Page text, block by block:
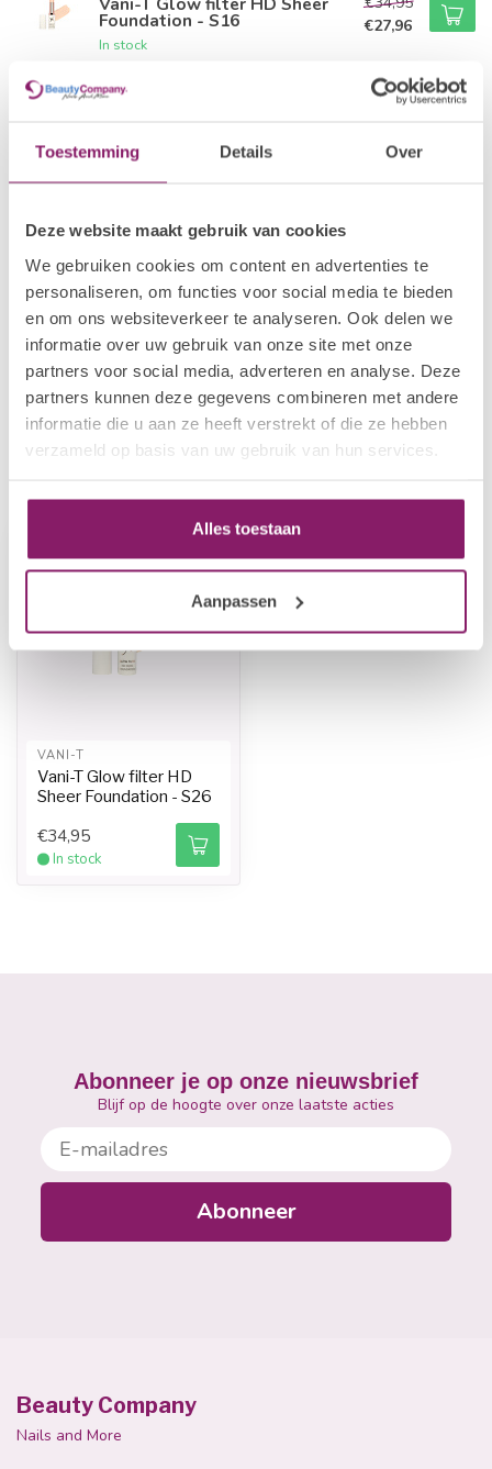
Toestemming Details Over
Deze website maakt gebruik van cookies
We gebruiken cookies om content en advertenties te
personaliseren, om functies voor social media te bieden
en om ons websiteverkeer te analyseren. Ook delen we
informatie over uw gebruik van onze site met onze
partners voor social media, adverteren en analyse. Deze
partners kunnen deze gegevens combineren met andere
informatie die u aan ze heeft verstrekt of die ze hebben
verzameld op basis van uw gebruik van hun services.
Alles toestaan
Aanpassen
Foundation - S16
In stock
€27,96
VANI-T
In stock
€27,96
Vani-T Glow filter HD Sheer
In stock
€27,96
Vani-T Glow filter HD Sheer
Foundation - S36
In stock
€34,95
€27,96
VANI-T
Vani-T Glow filter HD
Sheer Foundation - S26
€34,95
In stock
Abonneer je op onze nieuwsbrief
Blijf op de hoogte over onze laatste acties
E-mailadres
Abonneer
Beauty Company
Nails and More